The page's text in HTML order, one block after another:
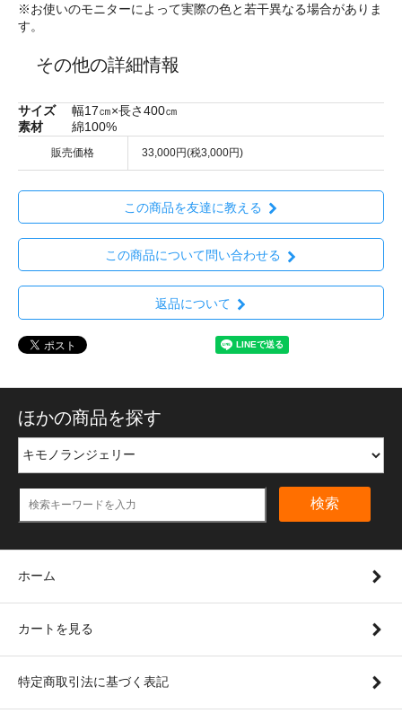
※お使いのモニターによって実際の色と若干異なる場合がありま
す。
その他の詳細情報
サイズ
幅17㎝×長さ400㎝
素材
綿100%
販売価格 33,000円(税3,000円)
この商品を友達に教える
この商品について問い合わせる
返品について
ほかの商品を探す
検索
ホーム
カートを見る
特定商取引法に基づく表記